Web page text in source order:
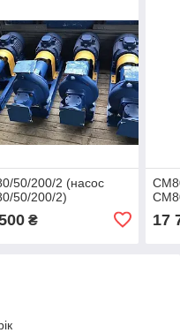
50/200/2 (насос
50/200/2)
₴ 17